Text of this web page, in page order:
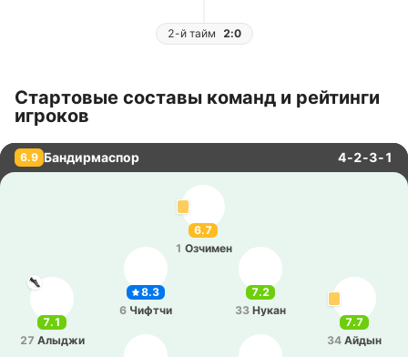
2-й тайм 2:0
Стартовые составы команд и рейтинги
игроков
6.9 Бандирмаспор 4-2-3-1
6.7
1 Озчи­мен
7.2
33 Нукан
8.3
6 Чифтчи
7.1
27 Алыджи
7.7
34 Айдын